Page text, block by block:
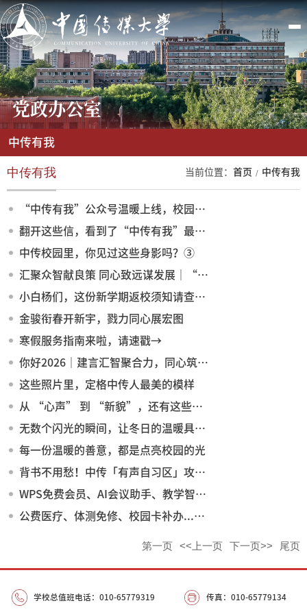
党政办公室
中传有我
当前位置： 首页 中传有我
中传有我
“中传有我”公众号温暖上线，校园因你更美好
翻开这些信，看到了“中传有我”最可爱的日常
中传校园里，你见过这些身影吗？③
汇聚众智献良策 同心致远谋发展｜“中传有我”建言献策平台师生座谈会顺利召开
小白杨们，这份新学期返校须知请查收！
金骏衔春开新宇，戮力同心展宏图
寒假服务指南来啦，请速戳→
你好2026｜建言汇智聚合力，同心筑梦赴新程
这些照片里，定格中传人最美的模样
从 “心声” 到 “新貌”，还有这些小美好在悄然生长...
无数个闪光的瞬间，让冬日的温暖具象化了!
每一份温暖的善意，都是点亮校园的光
背书不用愁！中传「有声自习区」攻略来啦
WPS免费会员、AI会议助手、教学智能客服...效率神器带你解锁智慧校园新体验！
公费医疗、体测免修、校园卡补办...答案在这里！
第一页 <<上一页 下一页>> 尾页
学校总值班电话：010-65779319 传真：010-65779134